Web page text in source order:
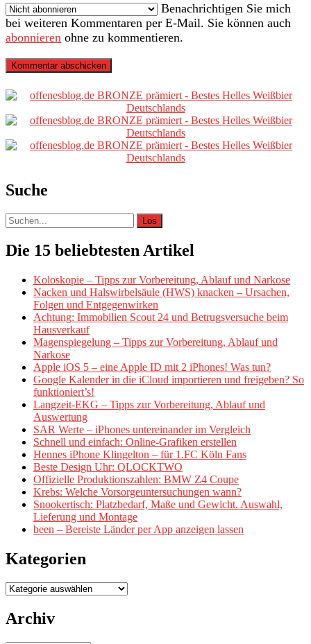
Benachrichtigen Sie mich
bei weiteren Kommentaren per E-Mail. Sie können auch
abonnieren ohne zu kommentieren.
Primäre
Sidebar
Suche
Suche
nach:
Die 15 beliebtesten Artikel
Koloskopie – Tipps zur Vorbereitung, Ablauf und Narkose
Nacken und Halswirbelsäule (HWS) knacken – Ursachen,
Folgen und Entgegenwirken
Achtung: Immobilien Scout 24 und Betrugsversuche beim
Hausverkauf
Magenspiegelung – Tipps zur Vorbereitung, Ablauf und
Narkose
Apple iOS 5 – eine Apple ID mit 2 iPhones! Was tun?
Google Kalender in die iCloud importieren und freigeben? So
funktioniert’s!
Langzeit-EKG – Tipps zur Vorbereitung, Ablauf und
Auswertung
SAR Werte – iPhones untereinander im Vergleich
Schnell und einfach: Online-Grafiken erstellen
Hennes iPhone Klingelton – für 1.FC Köln Fans
Beste Design Uhr: QLOCKTWO
Offizielle Produktionszahlen: BMW Z4 Coupe
Krebs: Welche Vorsorgeuntersuchungen wann?
Snookertisch: Platzbedarf, Maße und Gewicht. Auswahl,
Lieferung und Montage
been – Bereiste Länder per App anzeigen lassen
Kategorien
Kategorien
Archiv